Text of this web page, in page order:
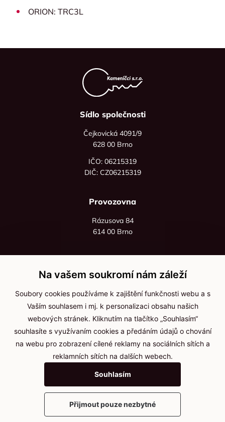
ORION: TRC3L
Sídlo společnosti
Čejkovická 4091/9
628 00 Brno
IČO: 06215319
DIČ: CZ06215319
Provozovna
Rázusova 84
614 00 Brno
+420 736 535 066
Po - pá: 8:00 - 16:00
info@jma-kam.cz
Důležité informace
Ochrana osobních údajů
Cookies
2025 © Kameníčci s.r.o.
Na vašem soukromí nám záleží
Soubory cookies používáme k zajištění funkčnosti webu a s
Vaším souhlasem i mj. k personalizaci obsahu našich
webových stránek. Kliknutím na tlačítko „Souhlasím“
souhlasíte s využívaním cookies a předáním údajů o chování
na webu pro zobrazení cílené reklamy na sociálních sítích a
reklamních sítích na dalších webech.
Souhlasím
Přijmout pouze nezbytné